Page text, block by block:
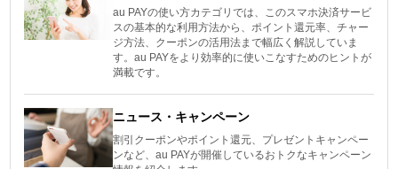
au PAYの使い方カテゴリでは、このスマホ決済サービ
スの基本的な利用方法から、ポイント還元率、チャー
ジ方法、クーポンの活用法まで幅広く解説していま
す。au PAYをより効率的に使いこなすためのヒントが
満載です。
ニュース・キャンペーン
割引クーポンやポイント還元、プレゼントキャンペー
ンなど、au PAYが開催しているおトクなキャンペーン